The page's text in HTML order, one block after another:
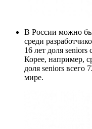
В России можно
среди
16 лет доля
Корее, например,
доля seniors всего
мире.